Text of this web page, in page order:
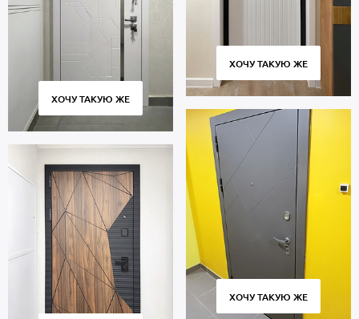
ХОЧУ ТАКУЮ ЖЕ
ХОЧУ ТАКУЮ ЖЕ
ХОЧУ ТАКУЮ ЖЕ